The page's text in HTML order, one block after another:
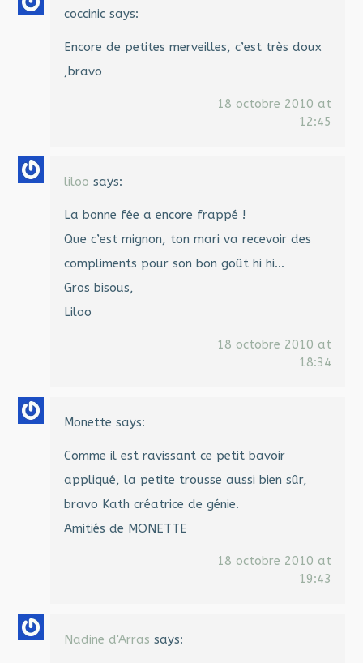
coccinic says:
Encore de petites merveilles, c’est très doux
,bravo
18 octobre 2010 at
12:45
liloo says:
La bonne fée a encore frappé !
Que c’est mignon, ton mari va recevoir des
compliments pour son bon goût hi hi…
Gros bisous,
Liloo
18 octobre 2010 at
18:34
Monette says:
Comme il est ravissant ce petit bavoir
appliqué, la petite trousse aussi bien sûr,
bravo Kath créatrice de génie.
Amitiés de MONETTE
18 octobre 2010 at
19:43
Nadine d'Arras says: